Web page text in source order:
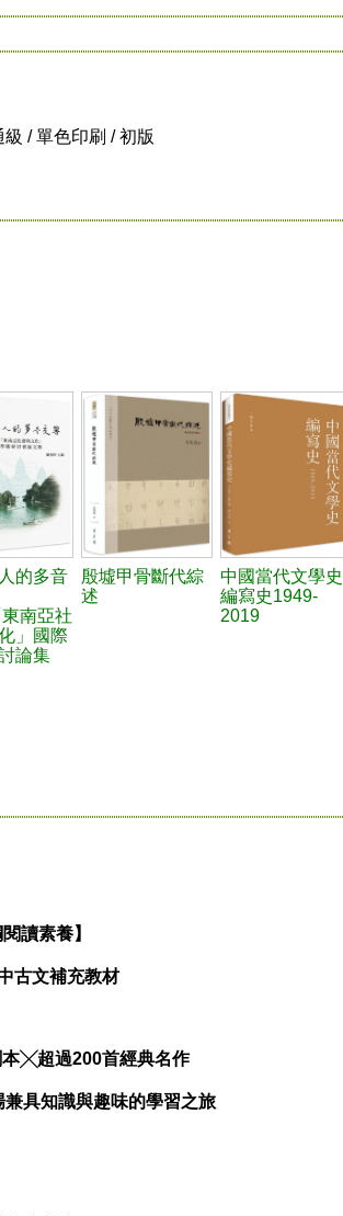
/ 單色印刷 / 初版
的多音
南亞社
」國際
論集
殷墟甲骨斷代綜
述
中國當代文學史
編寫史1949-
2019
讀素養】
古文補充教材
╳超過200首經典名作
具知識與趣味的學習之旅